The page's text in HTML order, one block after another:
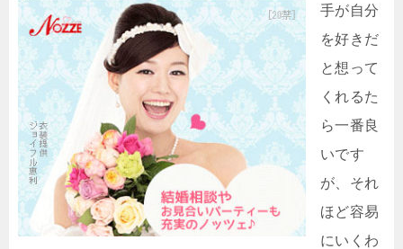
手が自分
を好きだ
と想って
くれるた
ら一番良
いです
が、それ
ほど容易
にいくわ